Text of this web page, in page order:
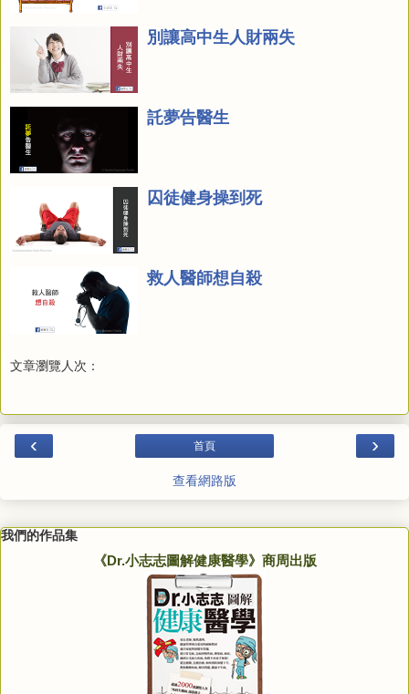
別讓高中生人財兩失
託夢告醫生
囚徒健身操到死
救人醫師想自殺
文章瀏覽人次：
‹ ›
首頁
查看網路版
我們的作品集
《Dr.小志志圖解健康醫學》商周出版